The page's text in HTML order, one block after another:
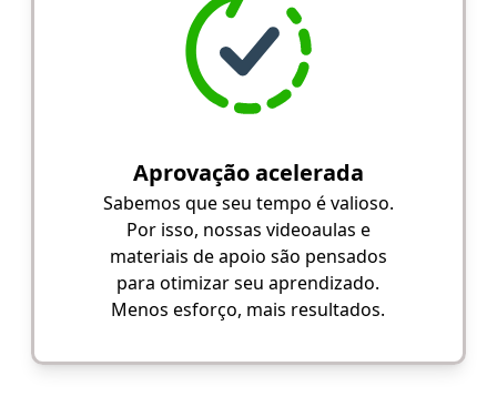
Aprovação acelerada
Sabemos que seu tempo é valioso.
Por isso, nossas videoaulas e
materiais de apoio são pensados
para otimizar seu aprendizado.
Menos esforço, mais resultados.